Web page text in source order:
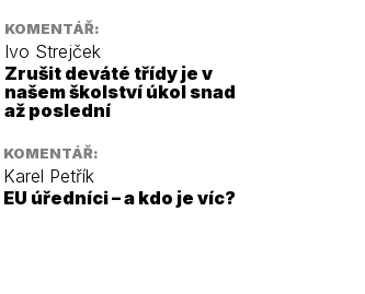
KOMENTÁŘ:
Ivo Strejček
Zrušit deváté třídy je v
našem školství úkol snad
až poslední
KOMENTÁŘ:
Karel Petřík
EU úředníci – a kdo je víc?